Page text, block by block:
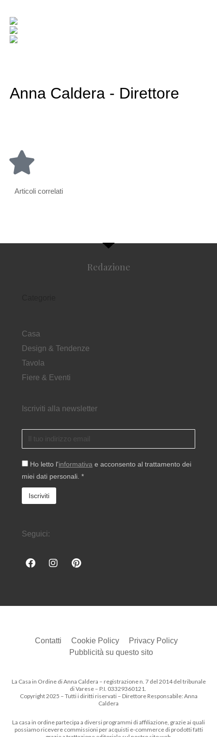
Anna Caldera - Direttore
Articoli correlati
Redazione
Casa
Design & Tendenze
Tavola
Fiere & Eventi
Iscriviti alla newsletter
Ho letto l'informativa e acconsento al trattamento dei
miei dati personali. *
Seguici:
Contatti Cookie Policy
Privacy Policy
Pubblicità su questo sito
La Casa in Ordine di Anna Caldera – registrazione n. 7 del 2014 del tribunale
di Varese – P.I. 03329360121.
Copyright 2025 – Tutti i diritti riservati – Direttore Responsabile: Anna
Caldera
La casa in ordine partecipa a diversi programmi di affiliazione, grazie ai quali
possiamo ricevere commissioni per acquisti e-commerce di prodotti fatti